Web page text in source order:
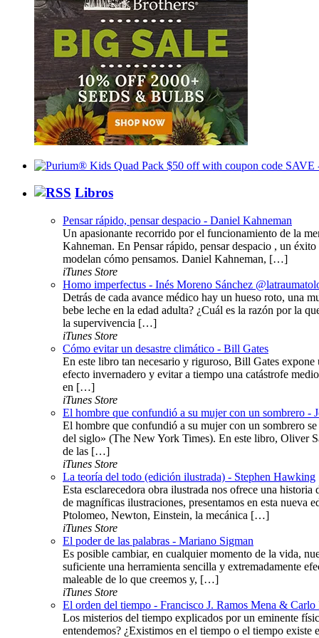
Libros
Pensar rápido, pensar despacio - Daniel Kahneman
Un apasionante recorrido por el funcionamiento de la
Kahneman. En Pensar rápido, pensar despacio , un
modelan cómo pensamos. Daniel Kahneman, […]
iTunes Store
Homo imperfectus - Inés Moreno Sánchez
Detrás de cada avance médico hay un hueso roto, una
bebe leche en la edad adulta? ¿Cuál es la razón por la
la supervivencia […]
iTunes Store
Cómo evitar un desastre climático - Bill Gates
En este libro tan necesario y riguroso, Bill Gates
efecto invernadero y evitar a tiempo una catástrofe
en […]
iTunes Store
El hombre que confundió a su mujer con un sombrero
El hombre que confundió a su mujer con un sombrero
del siglo» (The New York Times). En este libro, Oliver
de las […]
iTunes Store
La teoría del todo (edición ilustrada) - Stephen Hawking
Esta esclarecedora obra ilustrada nos ofrece una
de magníficas ilustraciones, presentamos en esta
Ptolomeo, Newton, Einstein, la mecánica […]
iTunes Store
El poder de las palabras - Mariano Sigman
Es posible cambiar, en cualquier momento de la vida,
suficiente una herramienta sencilla y extremadamente
maleable de lo que creemos y, […]
iTunes Store
El orden del tiempo - Francisco J. Ramos Mena &
Los misterios del tiempo explicados por un eminente
entendemos? ¿Existimos en el tiempo o el tiempo